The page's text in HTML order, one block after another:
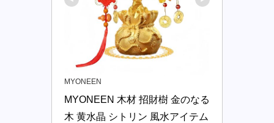
MYONEEN
MYONEEN 木材 招財樹 金のなる
木 黄水晶 シトリン 風水アイテム